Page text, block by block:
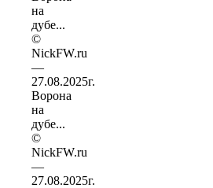
Ворона
на
дубе...
©
NickFW.ru
—
27.08.2025г.